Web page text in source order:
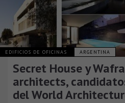
EDIFICIOS DE OFICINAS ARGENTINA
Secret House y
architects,
del World